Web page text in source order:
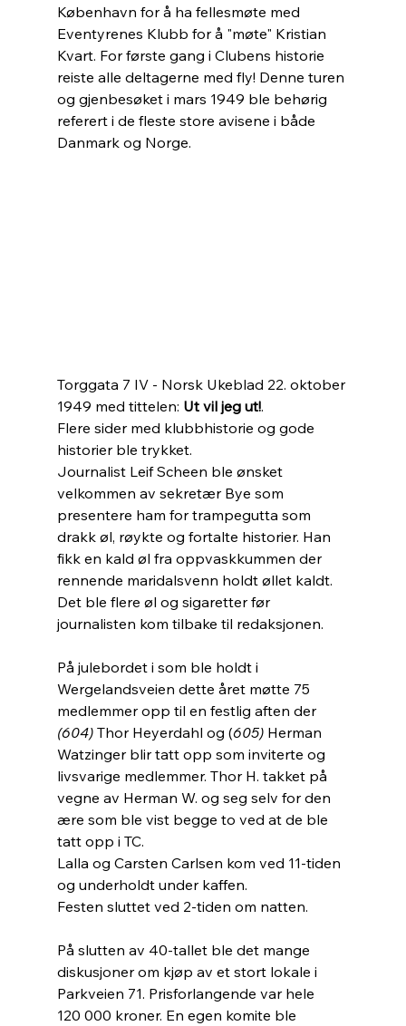
København for å ha fellesmøte med
Eventyrenes Klubb for å "møte" Kristian
Kvart. For første gang i Clubens historie
reiste alle deltagerne med fly! Denne turen
og gjenbesøket i mars 1949 ble behørig
referert i de fleste store avisene i både
Danmark og Norge.
Torggata 7 IV - Norsk Ukeblad 22. oktober
1949 med tittelen: Ut vil jeg ut!.
Flere sider med klubbhistorie og gode
historier ble trykket.
Journalist Leif Scheen ble ønsket
velkommen av sekretær Bye som
presentere ham for trampegutta som
drakk øl, røykte og fortalte historier. Han
fikk en kald øl fra oppvaskkummen der
rennende maridalsvenn holdt øllet kaldt.
Det ble flere øl og sigaretter før
journalisten kom tilbake til redaksjonen.
På julebordet i som ble holdt i
Wergelandsveien dette året møtte 75
medlemmer opp til en festlig aften der
(604) Thor Heyerdahl og (605) Herman
Watzinger blir tatt opp som inviterte og
livsvarige medlemmer. Thor H. takket på
vegne av Herman W. og seg selv for den
ære som ble vist begge to ved at de ble
tatt opp i TC.
Lalla og Carsten Carlsen kom ved 11-tiden
og underholdt under kaffen.
Festen sluttet ved 2-tiden om natten.
På slutten av 40-tallet ble det mange
diskusjoner om kjøp av et stort lokale i
Parkveien 71. Prisforlangende var hele
120 000 kroner. En egen komite ble